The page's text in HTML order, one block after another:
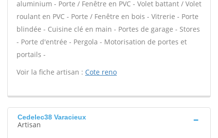
aluminium - Porte / Fenêtre en PVC - Volet battant / Volet
roulant en PVC - Porte / Fenêtre en bois - Vitrerie - Porte
blindée - Cuisine clé en main - Portes de garage - Stores
- Porte d'entrée - Pergola - Motorisation de portes et
portails -
Voir la fiche artisan : Cote reno
Cedelec38 Varacieux
Artisan